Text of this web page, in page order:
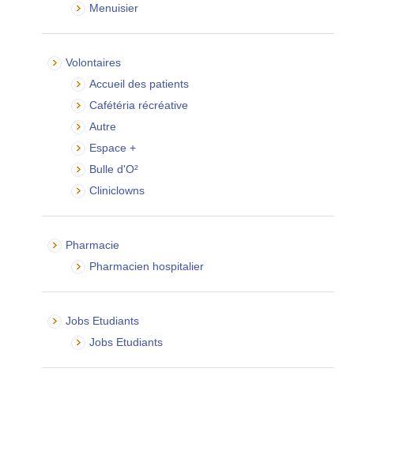
Menuisier
Volontaires
Accueil des patients
Cafétéria récréative
Autre
Espace +
Bulle d'O²
Cliniclowns
Pharmacie
Pharmacien hospitalier
Jobs Etudiants
Jobs Etudiants